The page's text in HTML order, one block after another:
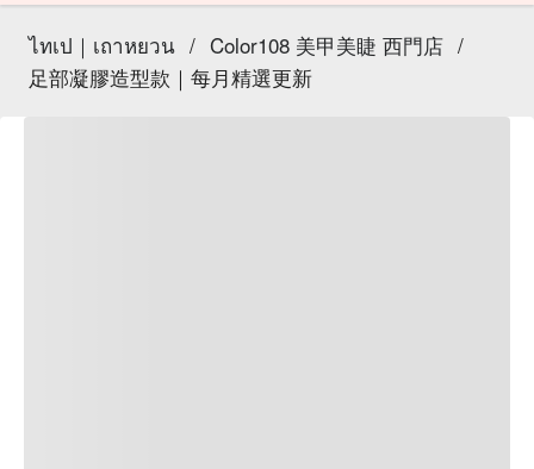
ไทเป｜เถาหยวน / Color108 美甲美睫 西門店 /
足部凝膠造型款｜每月精選更新